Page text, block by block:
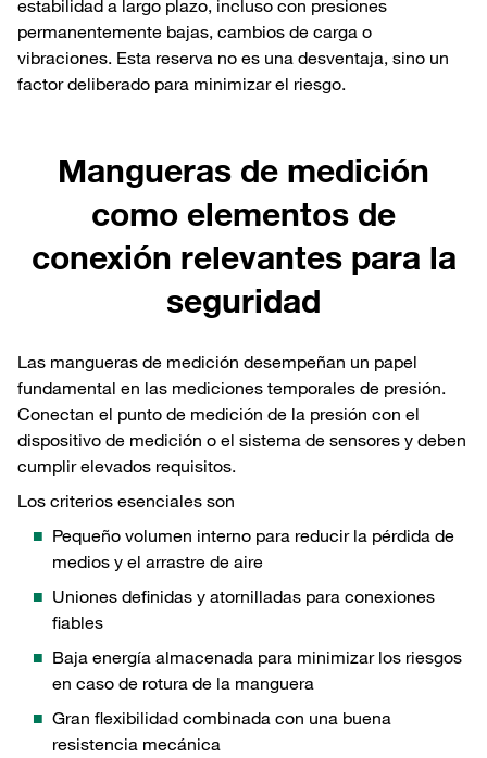
estabilidad a largo plazo, incluso con presiones
permanentemente bajas, cambios de carga o
vibraciones. Esta reserva no es una desventaja, sino un
factor deliberado para minimizar el riesgo.
Mangueras de medición
como elementos de
conexión relevantes para la
seguridad
Las mangueras de medición desempeñan un papel
fundamental en las mediciones temporales de presión.
Conectan el punto de medición de la presión con el
dispositivo de medición o el sistema de sensores y deben
cumplir elevados requisitos.
Los criterios esenciales son
Pequeño volumen interno para reducir la pérdida de
medios y el arrastre de aire
Uniones definidas y atornilladas para conexiones
fiables
Baja energía almacenada para minimizar los riesgos
en caso de rotura de la manguera
Gran flexibilidad combinada con una buena
resistencia mecánica